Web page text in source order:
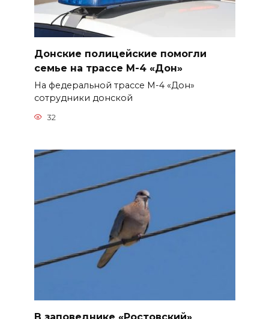
Донские полицейские помогли
семье на трассе М-4 «Дон»
На федеральной трассе М-4 «Дон»
сотрудники донской
32
В заповеднике «Ростовский»